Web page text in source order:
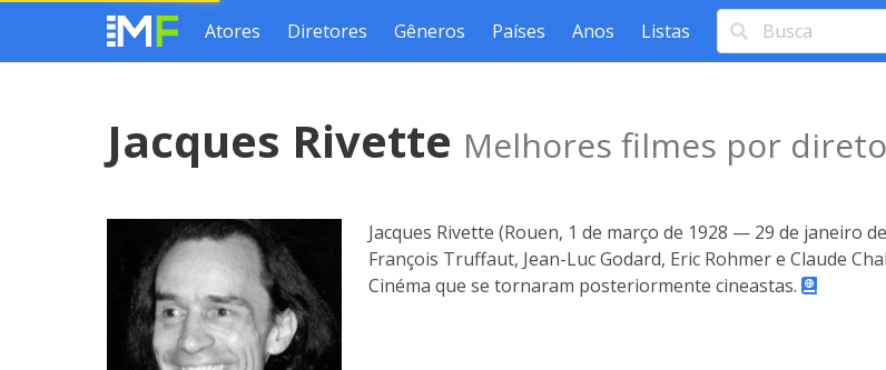
Atores Diretores Gêneros Países Anos Listas
Jacques Rivette Melhores filmes por
Jacques Rivette (Rouen, 1 de março de 1928 — 29 de janeiro
François Truffaut, Jean-Luc Godard, Eric Rohmer e Claude
Cinéma que se tornaram posteriormente cineastas.